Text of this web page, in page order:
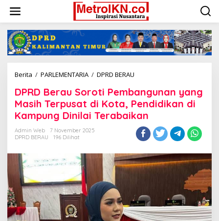
konten
Berita / PARLEMENTARIA / DPRD BERAU
Soroti
Pembangunan
yang
Masih
Terpusat
di
Pendidikan
di
Kampung
DPRD Berau Soroti Pembangunan yang
Masih Terpusat di Kota, Pendidikan di
Kampung Dinilai Terabaikan
Admin Web
7 November 2025
DPRD BERAU
196 Dilihat